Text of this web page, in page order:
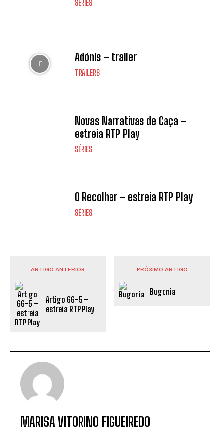
SÉRIES
Adónis – trailer
TRAILERS
Novas Narrativas de Caça –
estreia RTP Play
SÉRIES
O Recolher – estreia RTP Play
SÉRIES
ARTIGO ANTERIOR
Artigo 66-5 –
estreia RTP Play
PRÓXIMO ARTIGO
Bugonia
MARISA VITORINO FIGUEIREDO